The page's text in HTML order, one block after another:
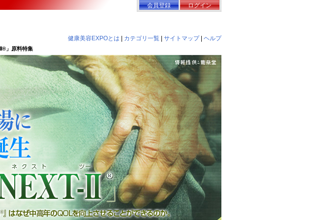
ログイン
会員登録
健康美容EXPOとは カテゴリ一覧 サイトマップ| ヘルプ
」原料特集
る関節対応市場に 注目の次世代関節素材が誕生 非変